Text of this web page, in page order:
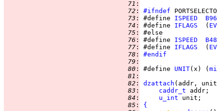
  71
:
  72
:
#ifndef
  73
: #define ISPEED
  74
: #define IFLAGS
  (
  75
:
  76
: #define ISPEED
  77
: #define IFLAGS
  (
  78
:
#endif
  79
:
  80
: #define UNIT(x) (
  81
:
  82
:
dzattach
  83
: caddr_t
  84
: u_int
  85
:
{